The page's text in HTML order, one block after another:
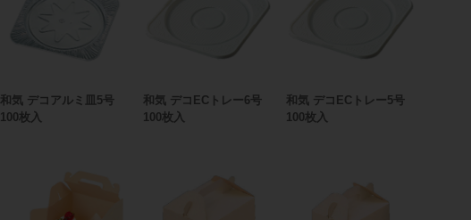
和気 デコアルミ皿5号
100枚入
和気 デコECトレー6号
100枚入
和気 デコECトレー5号
100枚入